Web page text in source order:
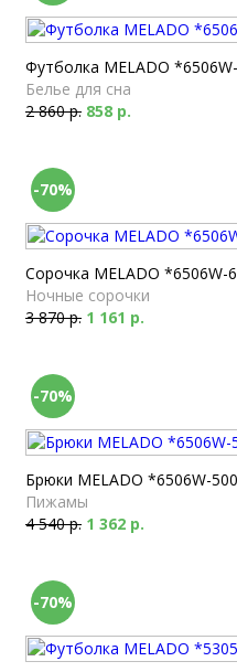
Футболка MELADO
Белье для сна
2 860 р. 858 р.
-70%
Сорочка MELADO *6506W-
Ночные сорочки
3 870 р. 1 161 р.
-70%
Брюки MELADO *6506W-
Пижамы
4 540 р. 1 362 р.
-70%